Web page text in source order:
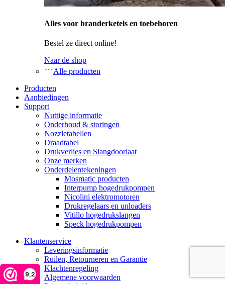
9,2
Alles voor branderketels en toebehoren
Bestel ze direct online!
Naar de shop
Alle producten
Producten
Aanbiedingen
Support
Nuttige informatie
Onderhoud & storingen
Nozzletabellen
Draadtabel
Drukverlies en Slangdoorlaat
Onze merken
Onderdelentekeningen
Mosmatic producten
Interpump hogedrukpompen
Nicolini elektromotoren
Drukregelaars en unloaders
Vitillo hogedrukslangen
Speck hogedrukpompen
Klantenservice
Leveringsinformatie
Ruilen, Retourneren en Garantie
Klachtenregeling
Algemene voorwaarden